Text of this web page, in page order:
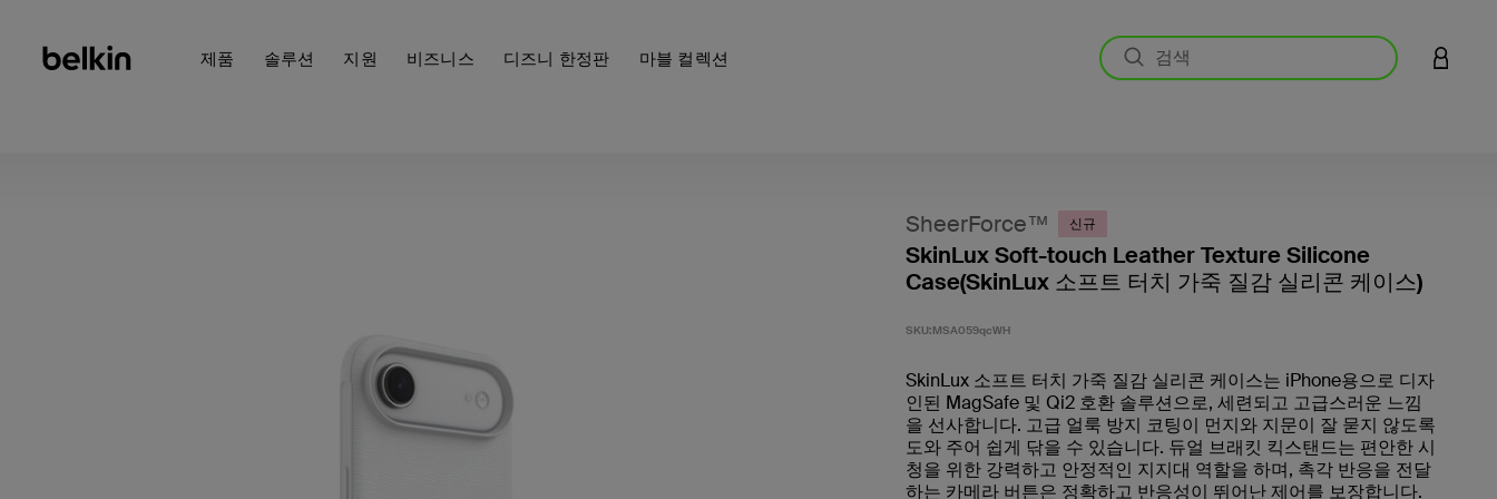
제품 솔루션 지원 비즈니스 디즈니 한정판 마블 컬렉션 LOGIN
SheerForce™ 신규
SkinLux Soft-touch Leather Texture Silicone
Case(SkinLux 소프트 터치 가죽 질감 실리콘 케이스)
SKU:MSA059qcWH
SkinLux 소프트 터치 가죽 질감 실리콘 케이스는 iPhone용으로 디자
인된 MagSafe 및 Qi2 호환 솔루션으로, 세련되고 고급스러운 느낌
을 선사합니다. 고급 얼룩 방지 코팅이 먼지와 지문이 잘 묻지 않도록
도와 주어 쉽게 닦을 수 있습니다. 듀얼 브래킷 킥스탠드는 편안한 시
청을 위한 강력하고 안정적인 지지대 역할을 하며, 촉각 반응을 전달
하는 카메라 버튼은 정확하고 반응성이 뛰어난 제어를 보장합니다.